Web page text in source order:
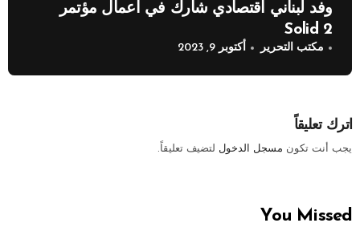
وفد لبناني اقتصادي شارك في اعمال مؤتمر
Solid 2
مكتب التحرير أكتوبر 9, 2023
اترك تعليقاً
يجب أنت تكون مسجل الدخول لتضيف تعليقاً.
You Missed